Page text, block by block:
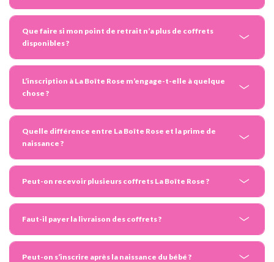
Que faire si mon point de retrait n’a plus de coffrets
disponibles ?
L’inscription à La Boîte Rose m’engage-t-elle à quelque
chose ?
Quelle différence entre La Boîte Rose et la prime de
naissance ?
Peut-on recevoir plusieurs coffrets La Boîte Rose ?
Faut-il payer la livraison des coffrets ?
Peut-on s’inscrire après la naissance du bébé ?